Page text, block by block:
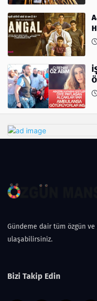
Gündeme dair tüm özgün
ulaşabilirsiniz.
Bizi Takip Edin